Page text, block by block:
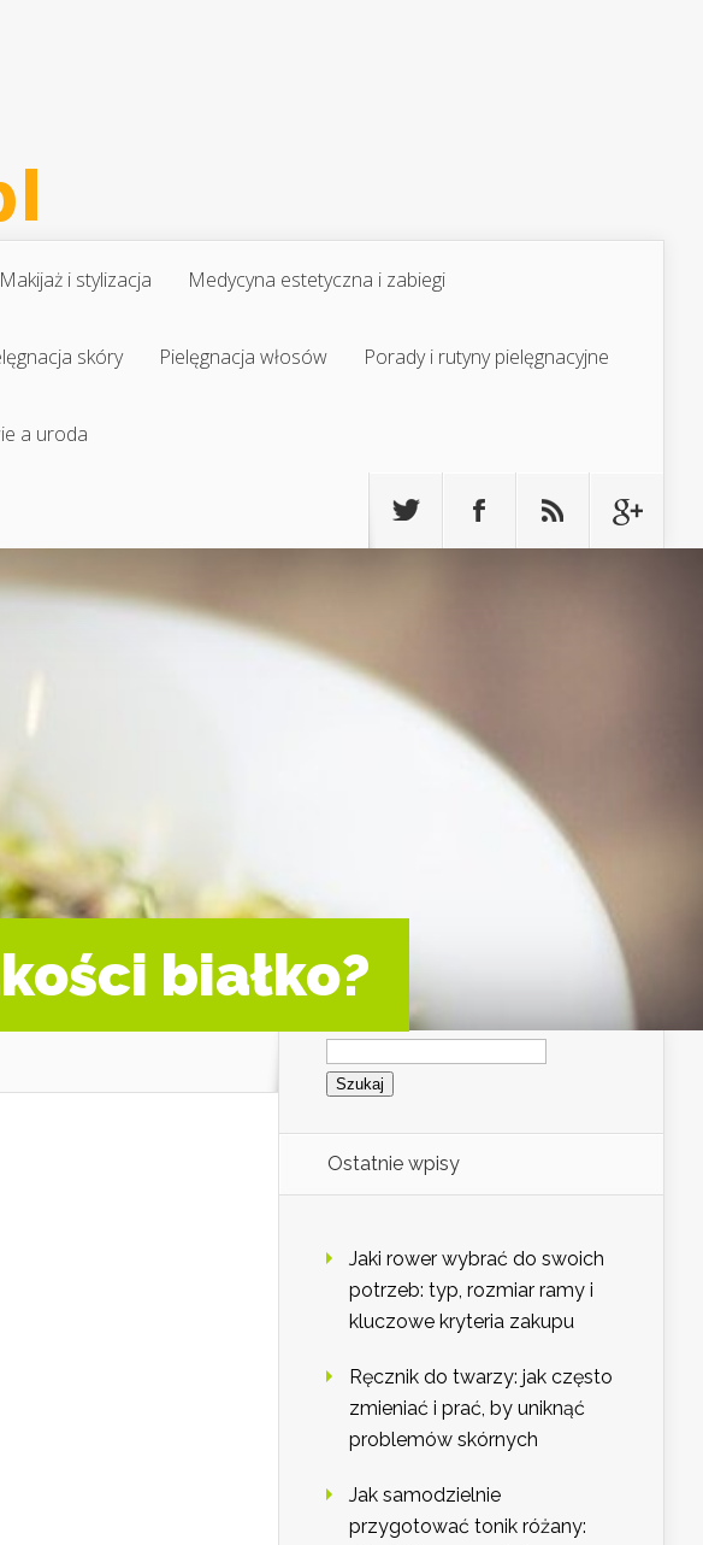
Makijaż i stylizacja Medycyna estetyczna i zabiegi
skóry Pielęgnacja włosów Porady i rutyny pielęgnacyjne
a uroda
białko?
Szukaj:
Ostatnie wpisy
Jaki rower wybrać do swoich
potrzeb: typ, rozmiar ramy i
kluczowe kryteria zakupu
Ręcznik do twarzy: jak często
zmieniać i prać, by uniknąć
problemów skórnych
Jak samodzielnie
przygotować tonik różany: